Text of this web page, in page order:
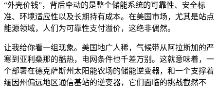
“外壳价钱”，背后牵动的是整个储能系统的可靠性、安全标
准、环境适应性以及长期持有成本。在美国市场，尤其是站点
能源领域，人们为可靠性支付溢价，这绝非偶然。
让我给你看一组现象。美国地广人稀，气候带从阿拉斯加的严
寒到亚利桑那的酷热，电网条件也千差万别。这就意味着，一
个部署在德克萨斯州太阳能农场的储能逆变器，和一个支撑着
缅因州偏远地区通信基站的逆变器，它们面临的挑战截然不